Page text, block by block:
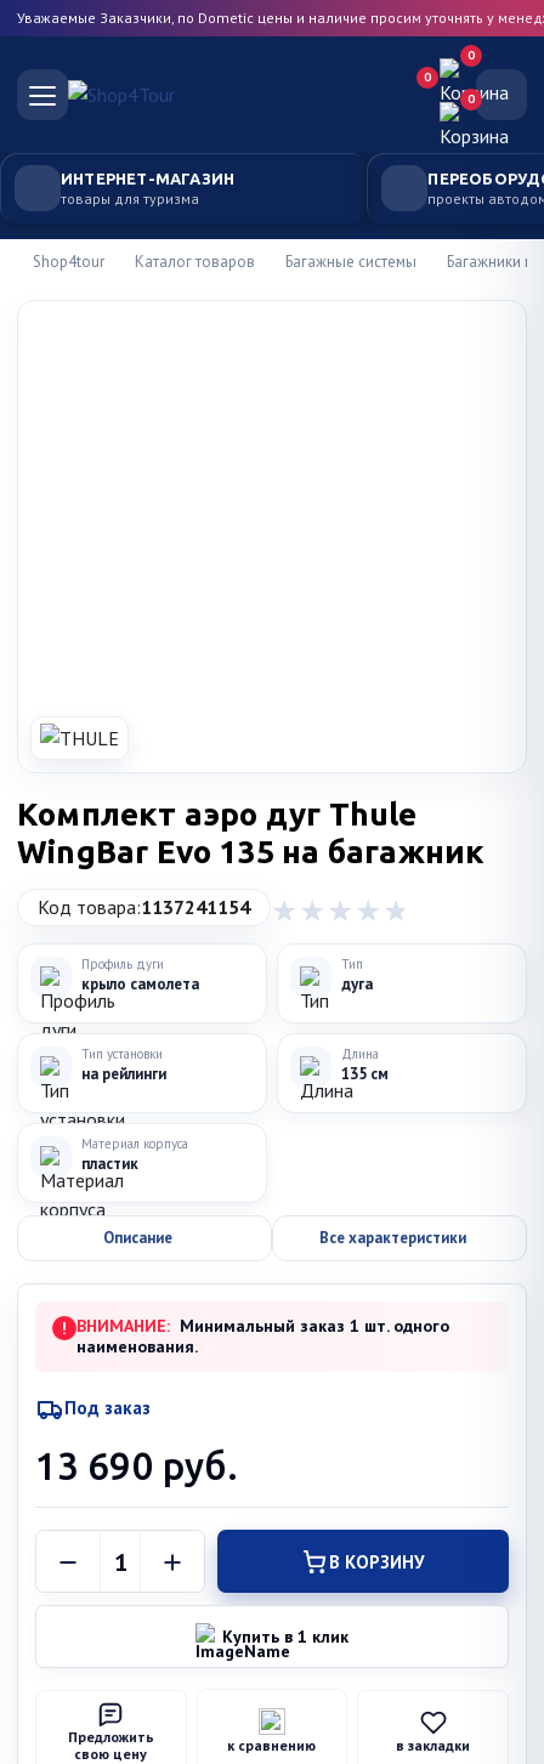
Уважаемые Заказчики, по Dometic цены и наличие просим уточнять у
0
0
0
ИНТЕРНЕТ-МАГАЗИН
товары для туризма проекты
Shop4tour Каталог товаров Багажные системы Багажники
Комплект аэро дуг Thule
WingBar Evo 135 на багажник
Код товара:1137241154
Профиль дуги
крыло самолета
Тип
дуга
Тип установки
на рейлинги
Длина
135 см
Материал корпуса
пластик
Описание Все характеристики
! ВНИМАНИЕ: Минимальный заказ 1 шт. одного
наименования.
Под заказ
13 690 руб.
В КОРЗИНУ
Купить в 1 клик
Предложить
свою цену
к сравнению в закладки